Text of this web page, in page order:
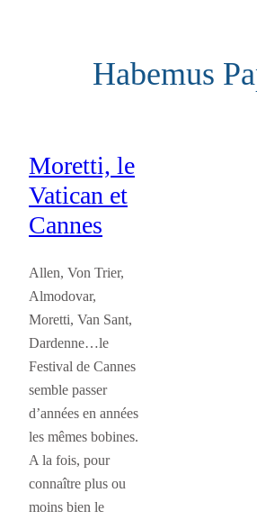
Habemus
Moretti, le
Vatican et
Cannes
Allen, Von Trier,
Almodovar,
Moretti, Van Sant,
Dardenne…le
Festival de Cannes
semble passer
d’années en années
les mêmes bobines.
A la fois, pour
connaître plus ou
moins bien le